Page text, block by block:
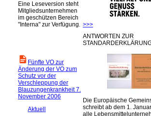
Eine Leseversion steht
Mitgliedsunternehmen
im geschützen Bereich
"Interna" zur Verfügung.
Fünfte VO zur
Änderung der VO zum
Schutz vor der
Verschleppung der
Blauzungenkrankheit 7.
November 2006
Aktuell
>>>
ANTWORTEN ZUR
Die Europäische
schreibt ab dem 1.
alle